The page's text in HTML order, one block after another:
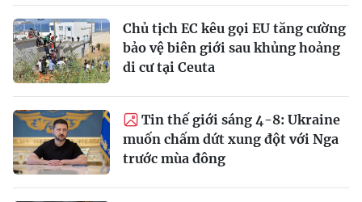
Chủ tịch EC kêu gọi EU tăng cường
bảo vệ biên giới sau khủng hoảng
di cư tại Ceuta
Tin thế giới sáng 4-8: Ukraine
muốn chấm dứt xung đột với Nga
trước mùa đông